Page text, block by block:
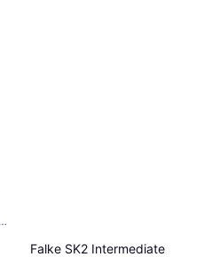
Falke SK2 Intermediate